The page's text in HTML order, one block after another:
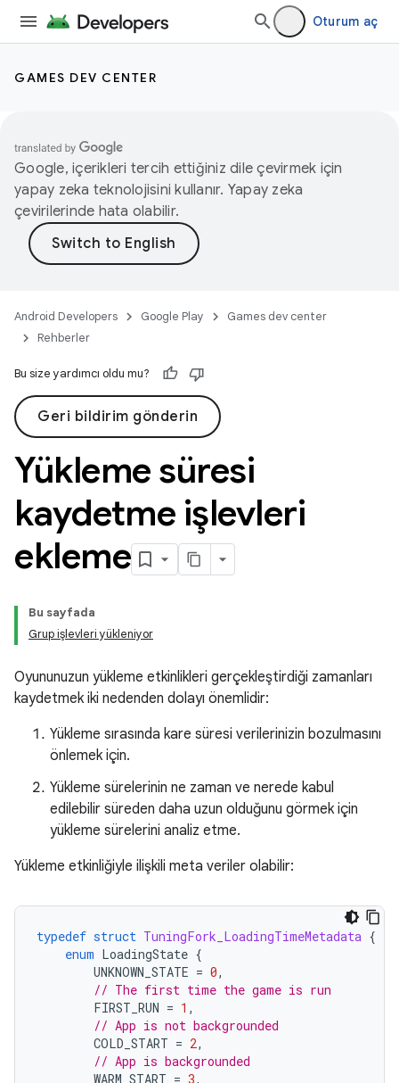
Oturum aç
GAMES DEV CENTER
Google, içerikleri tercih ettiğiniz dile çevirmek için
yapay zeka teknolojisini kullanır. Yapay zeka
çevirilerinde hata olabilir.
Android Developers Google Play
Games dev center
Rehberler
Bu size yardımcı oldu mu?
Geri bildirim gönderin
Yükleme süresi
kaydetme işlevleri
ekleme
Bu sayfada
Grup işlevleri yükleniyor
Oyununuzun yükleme etkinlikleri gerçekleştirdiği zamanları
kaydetmek iki nedenden dolayı önemlidir:
Yükleme sırasında kare süresi verilerinizin bozulmasını
önlemek için.
Yükleme sürelerinin ne zaman ve nerede kabul
edilebilir süreden daha uzun olduğunu görmek için
yükleme sürelerini analiz etme.
Yükleme etkinliğiyle ilişkili meta veriler olabilir:
typedef struct TuningFork_LoadingTimeMetadata {
enum LoadingState {
UNKNOWN_STATE = 0,
// The first time the game is run
FIRST_RUN = 1 ,
// App is not backgrounded
COLD_START = 2,
// App is backgrounded
WARM_START = 3,